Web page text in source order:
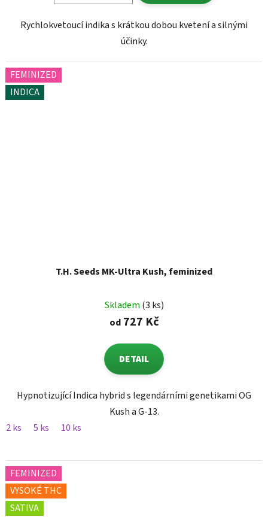
Rychlokvetoucí indika s krátkou dobou kvetení a silnými
účinky.
FEMINIZED
INDICA
T.H. Seeds MK-Ultra Kush, feminized
Skladem (3 ks)
od727 Kč
DETAIL
Hypnotizující Indica hybrid s legendárními genetikami OG
Kush a G-13.
2 ks
5 ks 10 ks
FEMINIZED
VYSOKÉ THC
SATIVA